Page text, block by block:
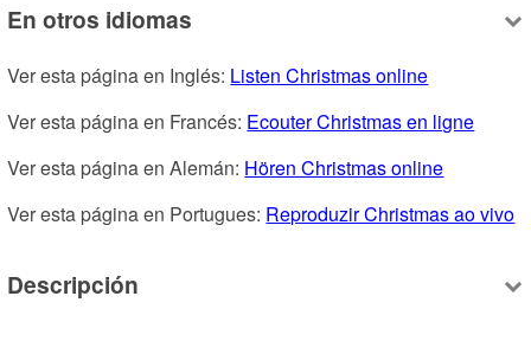
En otros idiomas
Ver esta página en Inglés: Listen Christmas online
Ver esta página en Francés: Ecouter Christmas en ligne
Ver esta página en Alemán: Hören Christmas online
Ver esta página en Portugues: Reproduzir Christmas ao vivo
Descripción